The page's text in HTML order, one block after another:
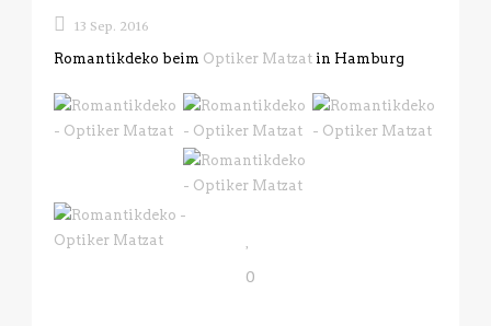
13 Sep. 2016
Romantikdeko beim Optiker Matzat in Hamburg
0